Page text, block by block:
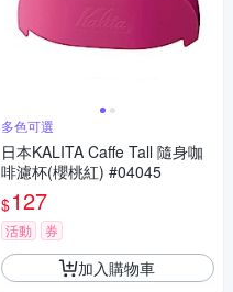
多色可選
日本KALITA Caffe Tall 隨身咖
啡濾杯(櫻桃紅) #04045
$127
活動 券
加入購物車